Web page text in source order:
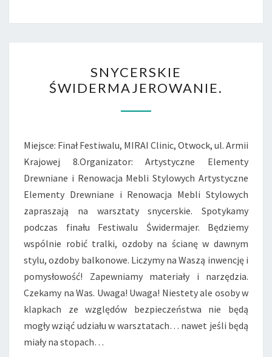
ŚWIDERMAJEROWANIE.
SNYCERSKIE
ŚWIDERMAJEROWANIE.
Miejsce: Finał Festiwalu, MIRAI Clinic, Otwock, ul. Armii
Krajowej 8.Organizator: Artystyczne Elementy
Drewniane i Renowacja Mebli Stylowych Artystyczne
Elementy Drewniane i Renowacja Mebli Stylowych
zapraszają na warsztaty snycerskie. Spotykamy
podczas finału Festiwalu Świdermajer. Będziemy
wspólnie robić tralki, ozdoby na ścianę w dawnym
stylu, ozdoby balkonowe. Liczymy na Waszą inwencję i
pomysłowość! Zapewniamy materiały i narzędzia.
Czekamy na Was. Uwaga! Uwaga! Niestety ale osoby w
klapkach ze względów bezpieczeństwa nie będą
mogły wziąć udziału w warsztatach… nawet jeśli będą
miały na stopach…